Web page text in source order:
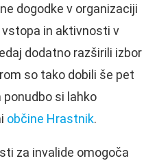
dogodke v organizaciji
in aktivnosti v
dodatno razširili izbor
so tako dobili še pet
ponudbo si lahko
občine Hrastnik.
za invalide omogoča